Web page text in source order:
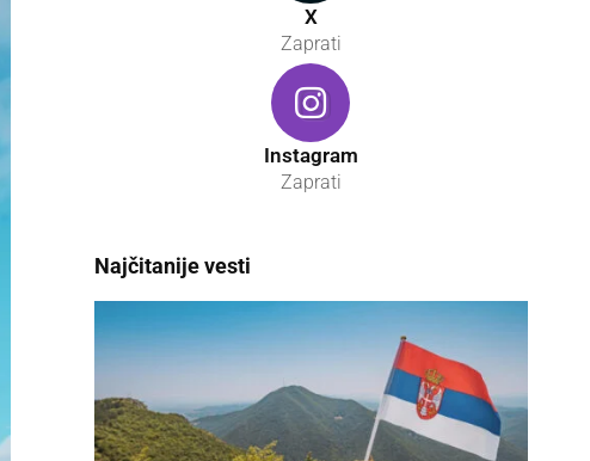
X
Zaprati
Instagram
Zaprati
Najčitanije vesti